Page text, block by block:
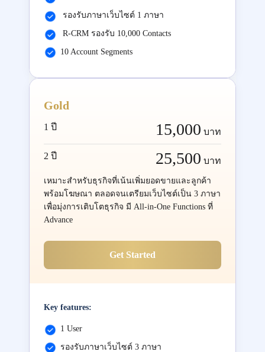
รองรับภาษาเว็บไซต์ 1 ภาษา
R-CRM รองรับ 10,000 Contacts
10 Account Segments
Gold
1 ปี 15,000 บาท
2 ปี 25,500 บาท
เหมาะสำหรับธุรกิจที่เน้นเพิ่มยอดขายและลูกค้า
พร้อมโฆษณา ตลอดจนเตรียมเว็บไซต์เป็น 3 ภาษา
เพื่อมุ่งการเติบโตธุรกิจ มี All-in-One Functions ที่
Advance
Get Started
Key features:
1 User
รองรับภาษาเว็บไซต์ 3 ภาษา